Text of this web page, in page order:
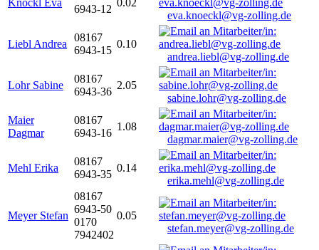
Knöckl Eva
6943-12
0.02
eva.knoeckl@vg-zolling.de
Liebl Andrea
08167
6943-15
0.10
andrea.liebl@vg-zolling.de
Lohr Sabine
08167
6943-36
2.05
sabine.lohr@vg-zolling.de
Maier
Dagmar
08167
6943-16
1.08
dagmar.maier@vg-zolling.de
Mehl Erika
08167
6943-35
0.14
erika.mehl@vg-zolling.de
Meyer Stefan
08167
6943-50
0170
7942402
0.05
stefan.meyer@vg-zolling.de